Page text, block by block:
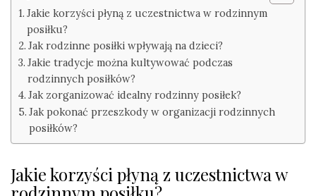
Jakie korzyści płyną z uczestnictwa w rodzinnym
posiłku?
Jak rodzinne posiłki wpływają na dzieci?
Jakie tradycje można kultywować podczas
rodzinnych posiłków?
Jak zorganizować idealny rodzinny posiłek?
Jak pokonać przeszkody w organizacji rodzinnych
posiłków?
Jakie korzyści płyną z uczestnictwa w